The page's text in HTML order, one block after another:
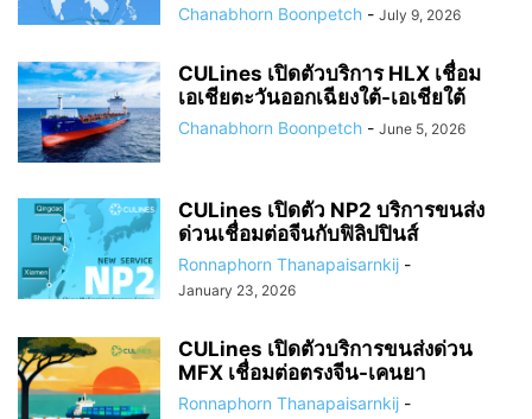
Chanabhorn Boonpetch - July 9, 2026
CULines เปิดตัวบริการ HLX เชื่อม
เอเชียตะวันออกเฉียงใต้-เอเชียใต้
Chanabhorn Boonpetch - June 5, 2026
CULines เปิดตัว NP2 บริการขนส่ง
ด่วนเชื่อมต่อจีนกับฟิลิปปินส์
Ronnaphorn Thanapaisarnkij -
January 23, 2026
CULines เปิดตัวบริการขนส่งด่วน
MFX เชื่อมต่อตรงจีน-เคนยา
Ronnaphorn Thanapaisarnkij -